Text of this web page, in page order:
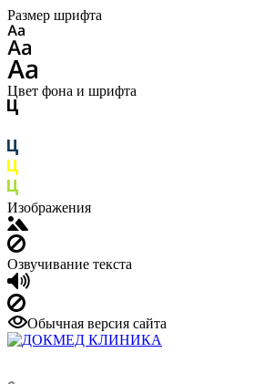
Размер шрифта
Цвет фона и шрифта
Изображения
Озвучивание текста
Обычная версия сайта